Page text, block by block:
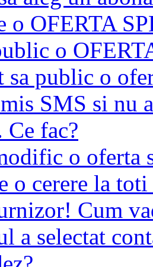
o OFERTA
o
sa public o
SMS si nu
fac?
o oferta
o cerere la
Cum
a selectat